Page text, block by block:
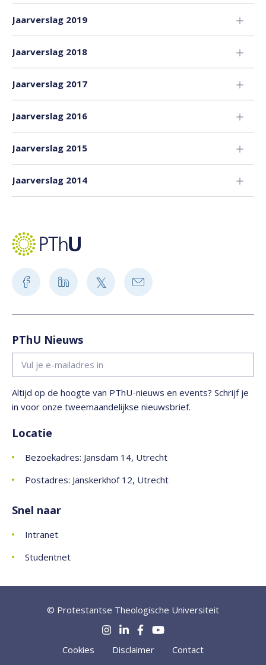
Jaarverslag 2019
Jaarverslag 2018
Jaarverslag 2017
Jaarverslag 2016
Jaarverslag 2015
Jaarverslag 2014
PThU Nieuws
Altijd op de hoogte van PThU-nieuws en events? Schrijf je
in voor onze tweemaandelijkse nieuwsbrief.
Locatie
Bezoekadres: Jansdam 14, Utrecht
Postadres: Janskerkhof 12, Utrecht
Snel naar
Intranet
Studentnet
© Protestantse Theologische Universiteit
Cookies Disclaimer Contact